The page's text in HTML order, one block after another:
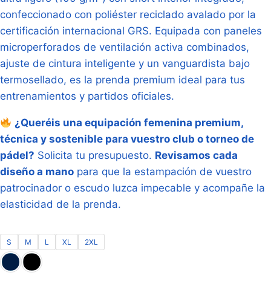
confeccionado con poliéster reciclado avalado por la
certificación internacional GRS. Equipada con paneles
microperforados de ventilación activa combinados,
ajuste de cintura inteligente y un vanguardista bajo
termosellado, es la prenda premium ideal para tus
entrenamientos y partidos oficiales.
¿Queréis una equipación femenina premium,
técnica y sostenible para vuestro club o torneo de
pádel? Solicita tu presupuesto. Revisamos cada
diseño a mano para que la estampación de vuestro
patrocinador o escudo luzca impecable y acompañe la
elasticidad de la prenda.
S M L XL 2XL